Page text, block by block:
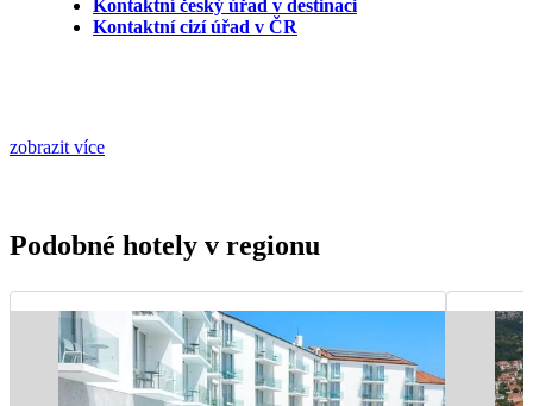
Kontaktní český úřad v destinaci
Kontaktní cizí úřad v ČR
zobrazit více
Podobné hotely v regionu